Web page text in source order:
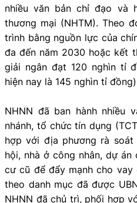
nhiều văn bản chỉ đạo và
thương mại (NHTM). Theo
trình bằng nguồn lực của
đa đến năm 2030 hoặc kết
giải ngân đạt 120 nghìn tỉ
hiện nay là 145 nghìn tỉ
NHNN đã ban hành nhiều
nhánh, tổ chức tín dụng
hợp với địa phương rà
hội, nhà ở công nhân, dự
cư cũ để đẩy mạnh cho vay
theo danh mục đã được
NHNN đã chủ trì, phối hợp